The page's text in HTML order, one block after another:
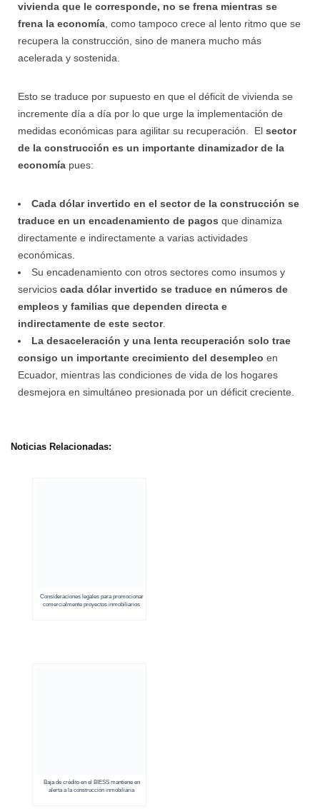
vivienda que le corresponde, no se frena mientras se
frena la economía , como tampoco crece al lento ritmo que se
recupera la construcción, sino de manera mucho más
acelerada y sostenida.
Esto se traduce por supuesto en que el déficit de vivienda se
incremente día a día por lo que urge la implementación de
medidas económicas para agilitar su recuperación. El sector
de la construcción es un importante dinamizador de la
economía pues:
Cada dólar invertido en el sector de la construcción se
traduce en un encadenamiento de pagos que dinamiza
directamente e indirectamente a varias actividades
económicas.
Su encadenamiento con otros sectores como insumos y
servicios cada dólar invertido se traduce en números de
empleos y familias que dependen directa e
indirectamente de este sector.
La desaceleración y una lenta recuperación solo trae
consigo un importante crecimiento del desempleo en
Ecuador, mientras las condiciones de vida de los hogares
desmejora en simultáneo presionada por un déficit creciente.
Noticias Relacionadas:
Consideraciones legales para promocionar
comercialmente proyectos inmobiliarios
Baja de crédito en el BIESS mantiene en
alerta a la construcción inmobiliaria